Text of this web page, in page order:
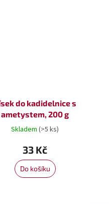
do kadidelnice s
ametystem, 200 g
Skladem(>5 ks)
33 Kč
Do košíku